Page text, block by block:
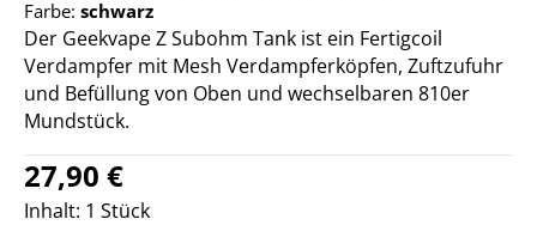
Farbe: schwarz
Der Geekvape Z Subohm Tank ist ein Fertigcoil
Verdampfer mit Mesh Verdampferköpfen, Zuftzufuhr
und Befüllung von Oben und wechselbaren 810er
Mundstück.
Regulärer Preis:
27,90 €
Inhalt: 1 Stück